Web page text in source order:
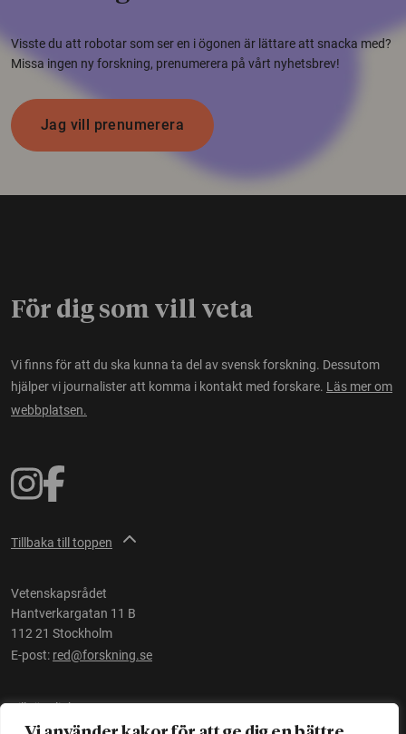
Visste du att robotar som ser en i ögonen är lättare att snacka med?
Missa ingen ny forskning, prenumerera på vårt nyhetsbrev!
Jag vill prenumerera
För dig som vill veta
Vi finns för att du ska kunna ta del av svensk forskning. Dessutom
hjälper vi journalister att komma i kontakt med forskare. Läs mer om
webbplatsen.
Tillbaka till toppen
Vetenskapsrådet
Hantverkargatan 11 B
112 21 Stockholm
E-post: red@forskning.se
Tillgänglighet